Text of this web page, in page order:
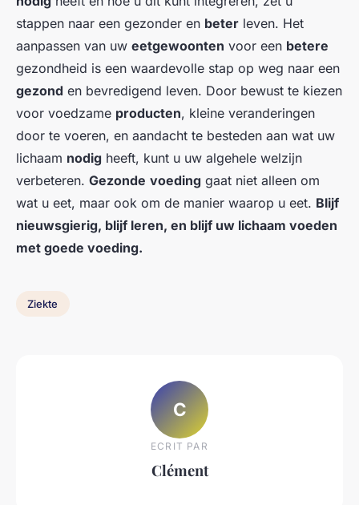
stappen naar een gezonder en beter leven. Het
aanpassen van uw eetgewoonten voor een betere
gezondheid is een waardevolle stap op weg naar een
gezond en bevredigend leven. Door bewust te kiezen
voor voedzame producten, kleine veranderingen
door te voeren, en aandacht te besteden aan wat uw
lichaam nodig heeft, kunt u uw algehele welzijn
verbeteren. Gezonde voeding gaat niet alleen om
wat u eet, maar ook om de manier waarop u eet. Blijf
nieuwsgierig, blijf leren, en blijf uw lichaam voeden
met goede voeding.
Ziekte
C
ECRIT PAR
Clément